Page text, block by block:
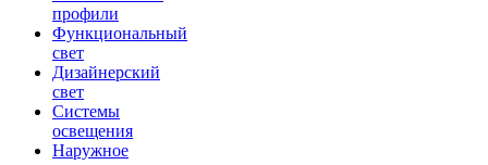
профили
Функциональный
свет
Дизайнерский
свет
Системы
освещения
Наружное